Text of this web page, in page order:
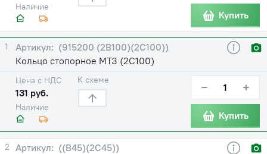
Наличие
Купить
1
(915200 (2В100)(2С100))
Кольцо стопорное МТЗ (2С100)
Наличие
Цена с НДС
131 руб.
К схеме − +
Купить
2
((В45)(2С45))